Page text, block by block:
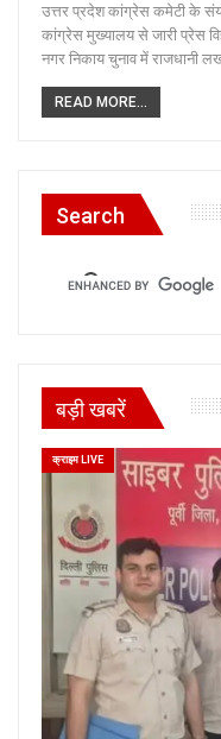
उत्तर प्रदेश कांग्रेस कमेटी के
कांग्रेस मुख्यालय से जारी प्रेस
नगर निकाय चुनाव में राजधानी
READ MORE...
Search
बड़ी खबरें
क्राइम LIVE